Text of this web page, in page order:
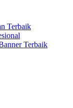
Terbaik
Terbaik